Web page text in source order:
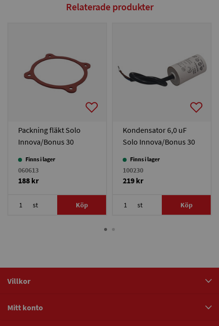
Relaterade produkter
Packning fläkt Solo
Innova/Bonus 30
Finns i lager
060613
188 kr
st Köp
Kondensator 6,0 uF
Solo Innova/Bonus 30
Finns i lager
100230
219 kr
st Köp
Villkor
Mitt konto